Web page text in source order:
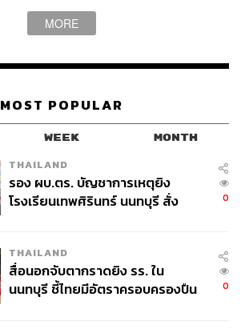
MORE
MOST POPULAR
WEEK MONTH
THAILAND
รอง ผบ.ตร. บัญชาการเหตุยิง
โรงเรียนเทพศิรินทร์ นนทบุรี สั่ง
0
THAILAND
สื่อนอกจับตากราดยิง รร. ใน
นนทบุรี ชี้ไทยมีอัตราครอบครองปืน
0